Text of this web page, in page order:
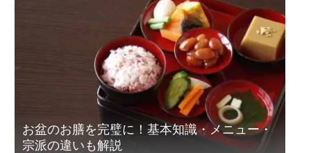
お盆のお膳を完璧に！基本知識・メニュー・
宗派の違いも解説